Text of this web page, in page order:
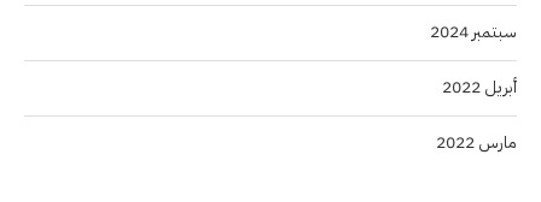
سبتمبر 2024
أبريل 2022
مارس 2022